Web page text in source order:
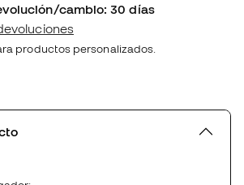
cambio: 30 días
productos personalizados.